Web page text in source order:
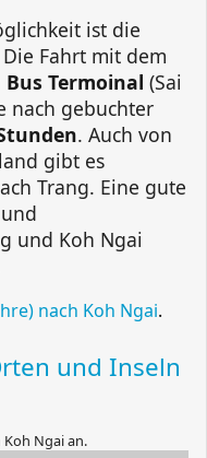
ist die
Die Fahrt mit dem
Termoinal (Sai
nach gebuchter
. Auch von
gibt es
Trang. Eine gute
und Koh Ngai
nach Koh Ngai.
und Inseln